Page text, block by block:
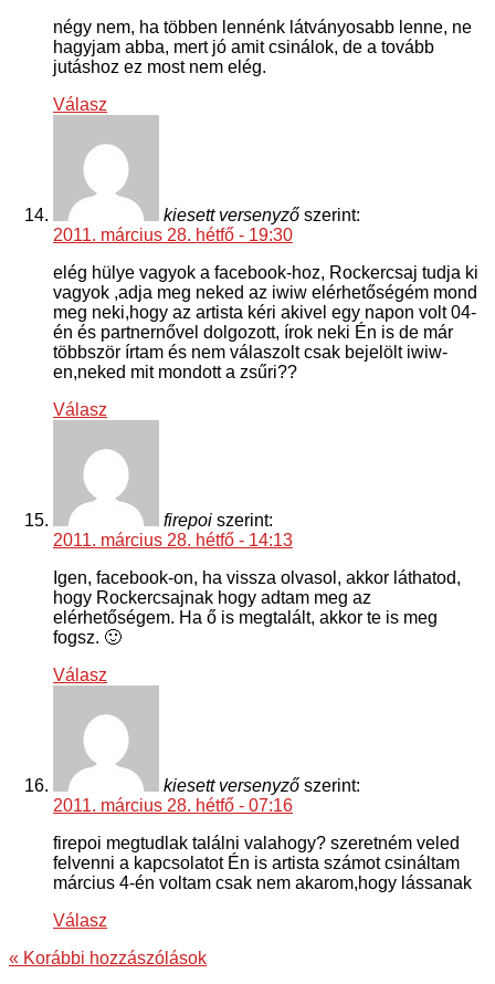
négy nem, ha többen lennénk látványosabb lenne, ne
hagyjam abba, mert jó amit csinálok, de a tovább
jutáshoz ez most nem elég.
Válasz
kiesett versenyző szerint:
2011. március 28. hétfő - 19:30
elég hülye vagyok a facebook-hoz, Rockercsaj tudja ki
vagyok ,adja meg neked az iwiw elérhetőségém mond
meg neki,hogy az artista kéri akivel egy napon volt 04-
én és partnernővel dolgozott, írok neki Én is de már
többször írtam és nem válaszolt csak bejelölt iwiw-
en,neked mit mondott a zsűri??
Válasz
firepoi szerint:
2011. március 28. hétfő - 14:13
Igen, facebook-on, ha vissza olvasol, akkor láthatod,
hogy Rockercsajnak hogy adtam meg az
elérhetőségem. Ha ő is megtalált, akkor te is meg
fogsz. 🙂
Válasz
kiesett versenyző szerint:
2011. március 28. hétfő - 07:16
firepoi megtudlak találni valahogy? szeretném veled
felvenni a kapcsolatot Én is artista számot csináltam
március 4-én voltam csak nem akarom,hogy lássanak
Válasz
« Korábbi hozzászólások